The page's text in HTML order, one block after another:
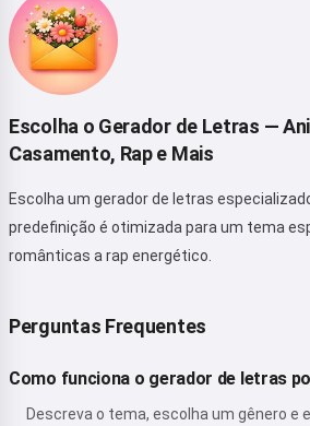
Escolha o Gerador de Letras —
Casamento, Rap e Mais
Escolha um gerador de letras
predefinição é otimizada para um tema
românticas a rap energético.
Perguntas Frequentes
Como funciona o gerador de letras
Descreva o tema, escolha um gênero e